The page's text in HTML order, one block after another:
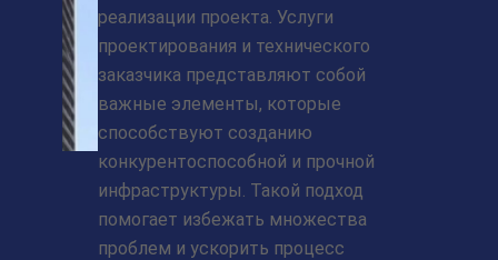
реализации проекта. Услуги
проектирования и технического
заказчика представляют собой
важные элементы, которые
способствуют созданию
конкурентоспособной и прочной
инфраструктуры. Такой подход
помогает избежать множества
проблем и ускорить процесс